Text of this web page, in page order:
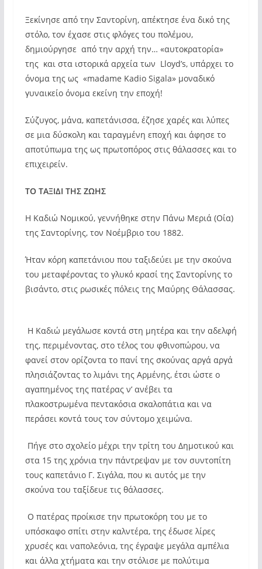
Ξεκίνησε από την Σαντορίνη, απέκτησε ένα δικό της
στόλο, τον έχασε στις φλόγες του πολέμου,
δημιούργησε από την αρχή την… «αυτοκρατορία»
της και στα ιστορικά αρχεία των Lloyd’s, υπάρχει το
όνομα της ως «madame Kadio Sigala» μοναδικό
γυναικείο όνομα εκείνη την εποχή!
Σύζυγος, μάνα, καπετάνισσα, έζησε χαρές και λύπες
σε μια δύσκολη και ταραγμένη εποχή και άφησε το
αποτύπωμα της ως πρωτοπόρος στις θάλασσες και το
επιχειρείν.
ΤΟ ΤΑΞΙΔΙ ΤΗΣ ΖΩΗΣ
Η Καδιώ Νομικού, γεννήθηκε στην Πάνω Μεριά (Οία)
της Σαντορίνης, τον Νοέμβριο του 1882.
Ήταν κόρη καπετάνιου που ταξιδεύει με την σκούνα
του μεταφέροντας το γλυκό κρασί της Σαντορίνης το
βισάντο, στις ρωσικές πόλεις της Μαύρης Θάλασσας.
Η Καδιώ μεγάλωσε κοντά στη μητέρα και την αδελφή
της, περιμένοντας, στο τέλος του φθινοπώρου, να
φανεί στον ορίζοντα το πανί της σκούνας αργά αργά
πλησιάζοντας το λιμάνι της Αρμένης, έτσι ώστε ο
αγαπημένος της πατέρας ν’ ανέβει τα
πλακοστρωμένα πεντακόσια σκαλοπάτια και να
περάσει κοντά τους τον σύντομο χειμώνα.
Πήγε στο σχολείο μέχρι την τρίτη του Δημοτικού και
στα 15 της χρόνια την πάντρεψαν με τον συντοπίτη
τους καπετάνιο Γ. Σιγάλα, που κι αυτός με την
σκούνα του ταξίδευε τις θάλασσες.
Ο πατέρας προίκισε την πρωτοκόρη του με το
υπόσκαφο σπίτι στην καλντέρα, της έδωσε λίρες
χρυσές και ναπολεόνια, της έγραψε μεγάλα αμπέλια
και άλλα χτήματα και την στόλισε με πολύτιμα